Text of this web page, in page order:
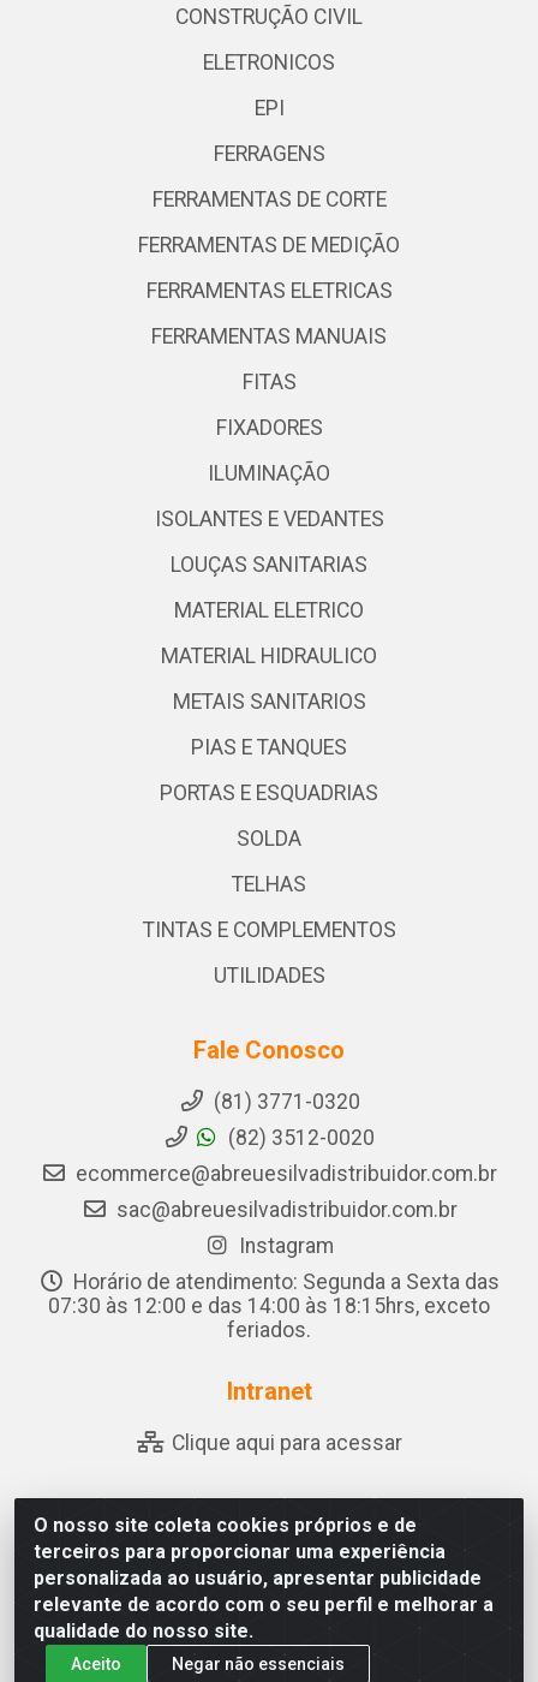
O nosso site coleta cookies próprios e de
terceiros para proporcionar uma experiência
personalizada ao usuário, apresentar publicidade
relevante de acordo com o seu perfil e melhorar a
qualidade do nosso site.
Aceito Negar não essenciais
CONSTRUÇÃO CIVIL
ELETRONICOS
EPI
FERRAGENS
FERRAMENTAS DE CORTE
FERRAMENTAS DE MEDIÇÃO
FERRAMENTAS ELETRICAS
FERRAMENTAS MANUAIS
FITAS
FIXADORES
ILUMINAÇÃO
ISOLANTES E VEDANTES
LOUÇAS SANITARIAS
MATERIAL ELETRICO
MATERIAL HIDRAULICO
METAIS SANITARIOS
PIAS E TANQUES
PORTAS E ESQUADRIAS
SOLDA
TELHAS
TINTAS E COMPLEMENTOS
UTILIDADES
Fale Conosco
(81) 3771-0320
(82) 3512-0020
ecommerce@abreuesilvadistribuidor.com.br
sac@abreuesilvadistribuidor.com.br
Instagram
Horário de atendimento: Segunda a Sexta das
07:30 às 12:00 e das 14:00 às 18:15hrs, exceto
feriados.
Intranet
Clique aqui para acessar
Abreu & Silva - Rua Padre Jose de Souza Leite, 265 - Ariado,
Olho D'Água das Flores/AL - CEP 57.442-000 - CNPJ
04.790.656/0001-06